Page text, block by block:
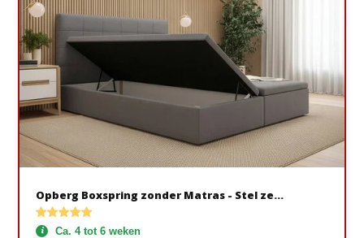
Opberg Boxspring zonder Matras - Stel ze...
Ca. 4 tot 6 weken